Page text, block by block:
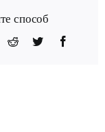
способ!
Facebook
Twitter